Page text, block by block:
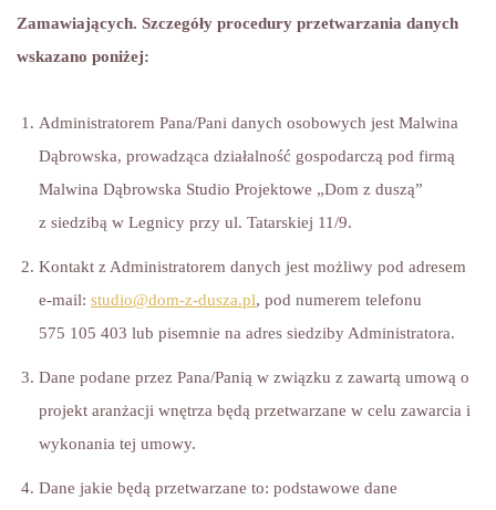
Zamawiających. Szczegóły procedury przetwarzania danych
wskazano poniżej:
Administratorem Pana/Pani danych osobowych jest Malwina
Dąbrowska, prowadząca działalność gospodarczą pod firmą
Malwina Dąbrowska Studio Projektowe „Dom z duszą”
z siedzibą w Legnicy przy ul. Tatarskiej 11/9.
Kontakt z Administratorem danych jest możliwy pod adresem
e-mail: studio@dom-z-dusza.pl, pod numerem telefonu
575 105 403 lub pisemnie na adres siedziby Administratora.
Dane podane przez Pana/Panią w związku z zawartą umową o
projekt aranżacji wnętrza będą przetwarzane w celu zawarcia i
wykonania tej umowy.
Dane jakie będą przetwarzane to: podstawowe dane